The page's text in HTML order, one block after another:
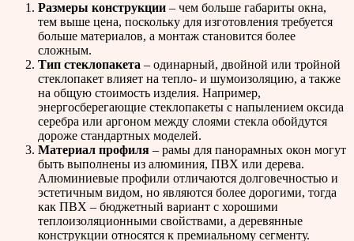
Размеры конструкции – чем больше габариты окна,
тем выше цена, поскольку для изготовления требуется
больше материалов, а монтаж становится более
сложным.
Тип стеклопакета – одинарный, двойной или тройной
стеклопакет влияет на тепло- и шумоизоляцию, а также
на общую стоимость изделия. Например,
энергосберегающие стеклопакеты с напылением оксида
серебра или аргоном между слоями стекла обойдутся
дороже стандартных моделей.
Материал профиля – рамы для панорамных окон могут
быть выполнены из алюминия, ПВХ или дерева.
Алюминиевые профили отличаются долговечностью и
эстетичным видом, но являются более дорогими, тогда
как ПВХ – бюджетный вариант с хорошими
теплоизоляционными свойствами, а деревянные
конструкции относятся к премиальному сегменту.